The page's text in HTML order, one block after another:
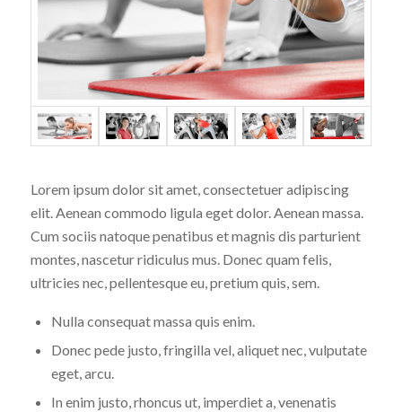
Lorem ipsum dolor sit amet, consectetuer adipiscing
elit. Aenean commodo ligula eget dolor. Aenean massa.
Cum sociis natoque penatibus et magnis dis parturient
montes, nascetur ridiculus mus. Donec quam felis,
ultricies nec, pellentesque eu, pretium quis, sem.
Nulla consequat massa quis enim.
Donec pede justo, fringilla vel, aliquet nec, vulputate
eget, arcu.
In enim justo, rhoncus ut, imperdiet a, venenatis